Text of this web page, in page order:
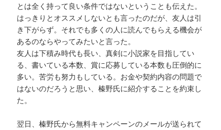
とは全く持って良い条件ではないということも伝えた。
はっきりとオススメしないとも言ったのだが、友人は引
き下がらず。それでも多くの人に読んでもらえる機会が
あるのならやってみたいと言った。
友人は下積み時代も長い、真剣に小説家を目指してい
る、書いている本数、賞に応募している本数も圧倒的に
多い。苦労も努力もしている。お金や契約内容の問題で
はないのだろうと思い、榛野氏に紹介することを約束し
た。
翌日、榛野氏から無料キャンペーンのメールが送られて